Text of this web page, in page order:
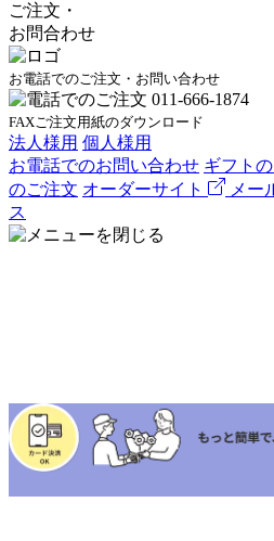
ご注文 ・
お問合わせ
お電話でのご注文・お問い合わせ
FAXご注文用紙のダウンロード
法人様用 個人様用
お電話でのお問い合わせ ギフト
のご注文 オーダーサイト メー
ス